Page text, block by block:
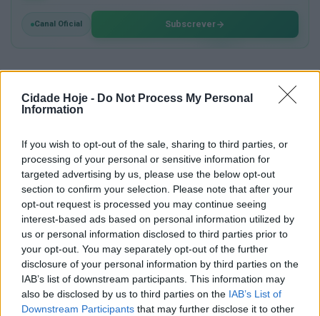
Cidade Hoje - Do Not Process My Personal
Information
If you wish to opt-out of the sale, sharing to third parties, or
processing of your personal or sensitive information for
targeted advertising by us, please use the below opt-out
section to confirm your selection. Please note that after your
opt-out request is processed you may continue seeing
interest-based ads based on personal information utilized by
us or personal information disclosed to third parties prior to
your opt-out. You may separately opt-out of the further
disclosure of your personal information by third parties on the
IAB’s list of downstream participants. This information may
also be disclosed by us to third parties on the IAB’s List of
Downstream Participants that may further disclose it to other
Canal Oficial Subscrever
A Associação Teatro Construção desenvolveu, junto
das suas valências – Lar de Idosos, Colégio e ginásio -,
uma campanha solidária a favor do Centro de Recolha
Animal de Famalicão. A iniciativa foi bem-sucedida,
com a instituição de Joane a agradecer «as ofertas
generosas».
Os alimentos e outros bens para os cães e gatos já